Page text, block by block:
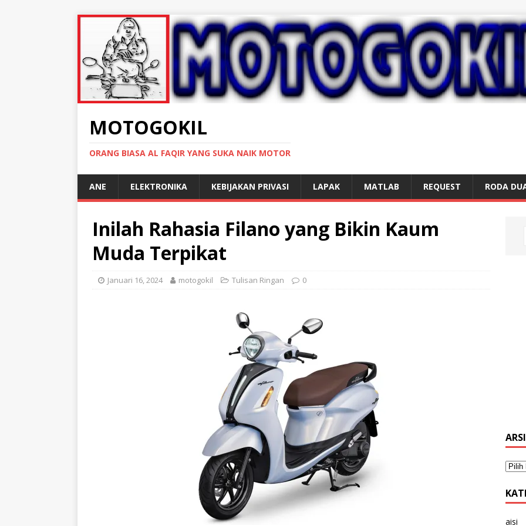
MOTOGOKIL
ORANG BIASA AL FAQIR YANG SUKA NAIK MOTOR
ANE ELEKTRONIKA KEBIJAKAN PRIVASI LAPAK MATLAB REQUEST RODA
Inilah Rahasia Filano yang Bikin Kaum
Muda Terpikat
Januari 16, 2024 motogokil Tulisan Ringan 0
aisi